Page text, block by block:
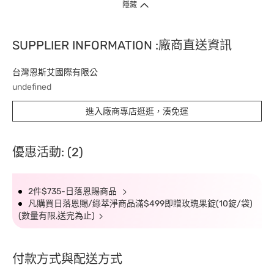
隱藏
SUPPLIER INFORMATION :廠商直送資訊
台灣恩斯艾國際有限公
undefined
進入廠商專店逛逛，湊免運
優惠活動: (2)
2件$735-日落恩賜商品
凡購買日落恩賜/綠萃淨商品滿$499即贈玫瑰果錠(10錠/袋)
(數量有限,送完為止)
付款方式與配送方式